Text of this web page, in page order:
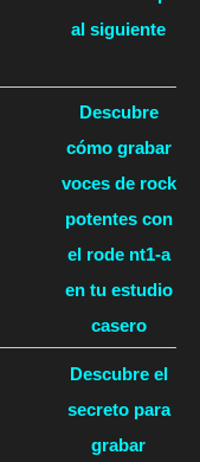
al siguiente
Descubre
cómo grabar
voces de rock
potentes con
el rode nt1-a
en tu estudio
casero
Descubre el
secreto para
grabar